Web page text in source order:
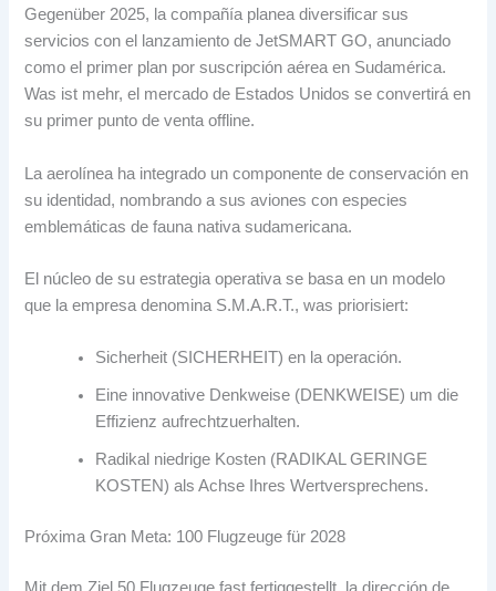
Gegenüber 2025, la compañía planea diversificar sus
servicios con el lanzamiento de JetSMART GO,anunciado
como el primer plan por suscripción aérea en Sudamérica.
Was ist mehr,el mercado de Estados Unidos se convertirá en
su primer punto de venta offline.
La aerolínea ha integrado un componente de conservación en
su identidad, nombrando a sus aviones con especies
emblemáticas de fauna nativa sudamericana.
El núcleo de su estrategia operativa se basa en un modelo
que la empresa denomina S.M.A.R.T., was priorisiert:
Sicherheit (SICHERHEIT)en la operación.
Eine innovative Denkweise (DENKWEISE) um die
Effizienz aufrechtzuerhalten.
Radikal niedrige Kosten (RADIKAL GERINGE
KOSTEN) als Achse Ihres Wertversprechens.
Próxima Gran Meta: 100 Flugzeuge für 2028